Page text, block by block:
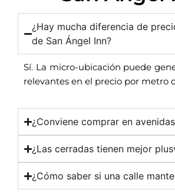
¿Hay mucha diferencia de
de San Ángel Inn?
Sí. La micro-ubicación puede
relevantes en el precio por metro
¿Conviene comprar en
¿Las cerradas tienen mejor
¿Cómo saber si una calle